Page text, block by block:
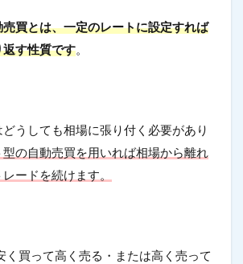
買とは、一定のレートに設定すれば
す性質です。
うしても相場に張り付く必要があり
型の自動売買を用いれば相場から離れ
ードを続けます。
く買って高く売る・または高く売って